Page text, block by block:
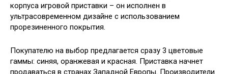
корпуса игровой приставки – он исполнен в
ультрасовременном дизайне с использованием
прорезиненного покрытия.
Покупателю на выбор предлагается сразу 3 цветовые
гаммы: синяя, оранжевая и красная. Приставка начнет
продаваться в странах Западной Европы. Производители